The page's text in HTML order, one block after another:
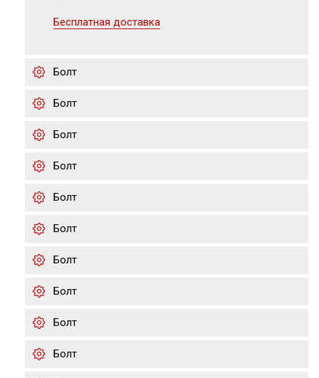
Бесплатная доставка
Болт
Болт
Болт
Болт
Болт
Болт
Болт
Болт
Болт
Болт